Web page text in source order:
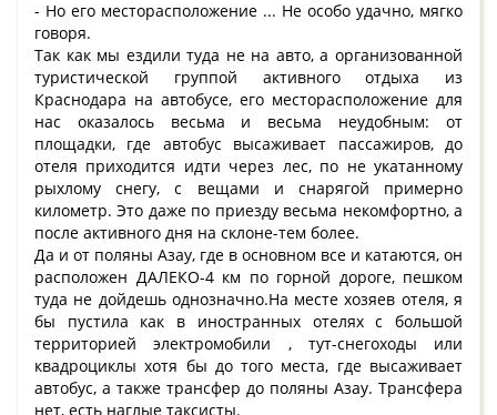
- Но его месторасположение ... Не особо удачно, мягко
говоря.
Так как мы ездили туда не на авто, а организованной
туристической группой активного отдыха из
Краснодара на автобусе, его месторасположение для
нас оказалось весьма и весьма неудобным: от
площадки, где автобус высаживает пассажиров, до
отеля приходится идти через лес, по не укатанному
рыхлому снегу, с вещами и снарягой примерно
километр. Это даже по приезду весьма некомфортно, а
после активного дня на склоне-тем более.
Да и от поляны Азау, где в основном все и катаются, он
расположен ДАЛЕКО-4 км по горной дороге, пешком
туда не дойдешь однозначно.На месте хозяев отеля, я
бы пустила как в иностранных отелях с большой
территорией электромобили , тут-снегоходы или
квадроциклы хотя бы до того места, где высаживает
автобус, а также трансфер до поляны Азау. Трансфера
нет, есть наглые таксисты.